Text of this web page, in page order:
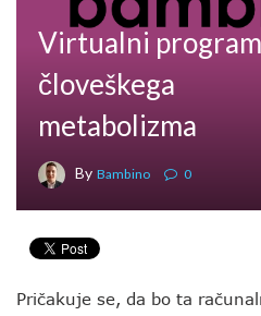
Virtualni program
človeškega
metabolizma
By Bambino 0
Pričakuje se, da bo ta